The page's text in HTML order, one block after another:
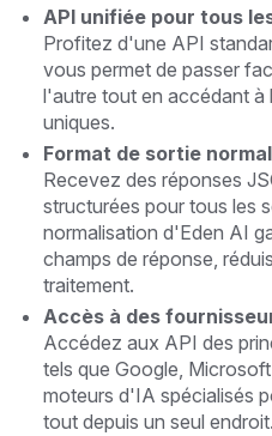
API unifiée pour tous
Profitez d'une API
vous permet de passer
l'autre tout en accédant à
uniques.
Format de sortie
Recevez des réponses
structurées pour tous les
normalisation d'Eden AI
champs de réponse,
traitement.
Accès à des
Accédez aux API des
tels que Google,
moteurs d'IA spécialisés
tout depuis un seul endroit.